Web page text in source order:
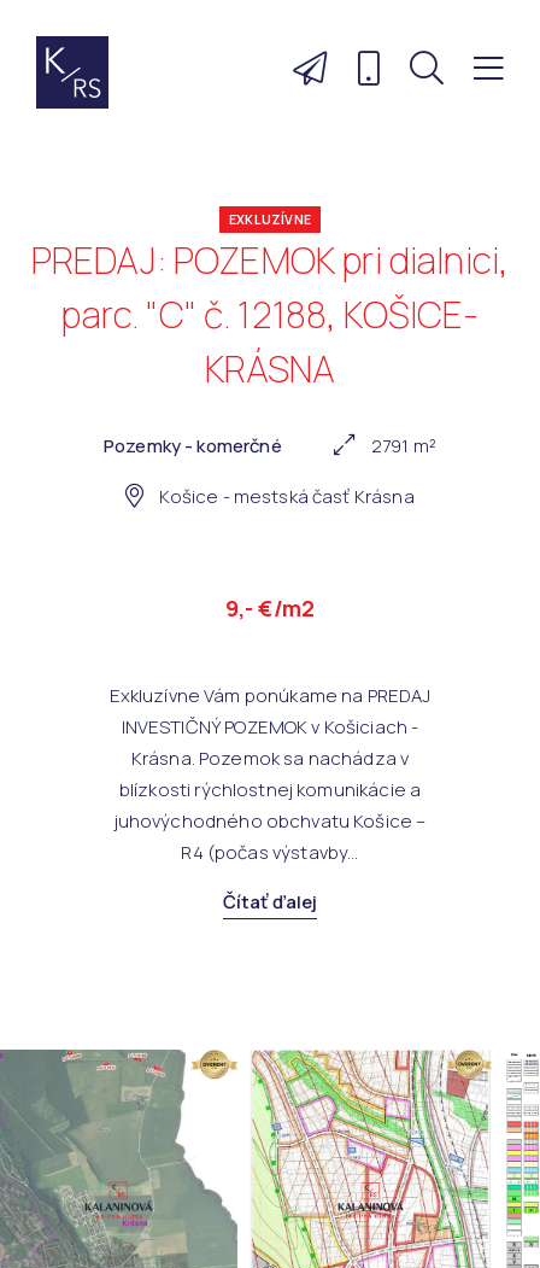
EXKLUZÍVNE
PREDAJ: POZEMOK pri dialnici,
parc. "C" č. 12188, KOŠICE-
KRÁSNA
Pozemky - komerčné
2791 m²
Košice - mestská časť Krásna
9,- €/m2
Exkluzívne Vám ponúkame na PREDAJ
INVESTIČNÝ POZEMOK v Košiciach -
Krásna. Pozemok sa nachádza v
blízkosti rýchlostnej komunikácie a
juhovýchodného obchvatu Košice –
R4 (počas výstavby...
Čítať ďalej